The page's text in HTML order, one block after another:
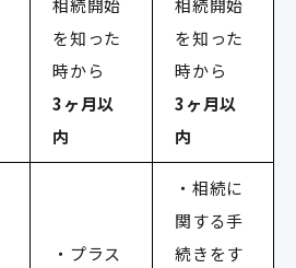
相続開始
を知った
時から
3ヶ月以
内
相続開始
を知った
時から
3ヶ月以
内
・プラス
・相続に
関する手
続きをす